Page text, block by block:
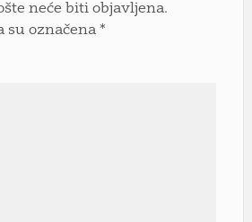
neće biti objavljena.
su označena *